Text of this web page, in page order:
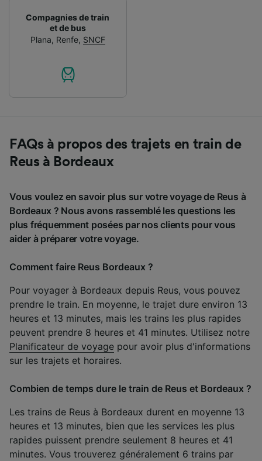
Compagnies de train
et de bus
Plana, Renfe, SNCF
FAQs à propos des trajets en train de
Reus à Bordeaux
Vous voulez en savoir plus sur votre voyage de Reus à
Bordeaux ? Nous avons rassemblé les questions les
plus fréquemment posées par nos clients pour vous
aider à préparer votre voyage.
Comment faire Reus Bordeaux ?
Pour voyager à Bordeaux depuis Reus, vous pouvez
prendre le train. En moyenne, le trajet dure environ 13
heures et 13 minutes, mais les trains les plus rapides
peuvent prendre 8 heures et 41 minutes. Utilisez notre
Planificateur de voyage pour avoir plus d'informations
sur les trajets et horaires.
Combien de temps dure le train de Reus et Bordeaux ?
Les trains de Reus à Bordeaux durent en moyenne 13
heures et 13 minutes, bien que les services les plus
rapides puissent prendre seulement 8 heures et 41
minutes. Vous trouverez généralement 6 trains par